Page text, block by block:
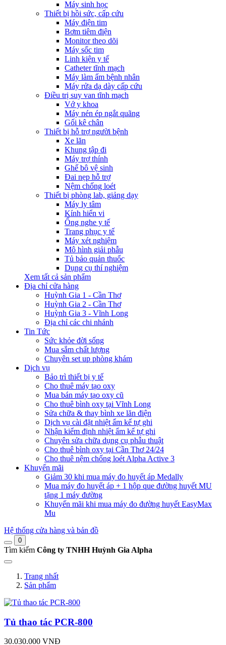
Máy sinh học
Thiết bị hồi sức, cấp cứu
Máy điện tim
Bơm tiêm điện
Monitor theo dõi
Máy sốc tim
Linh kiện y tế
Catheter tĩnh mạch
Máy làm ấm bệnh nhân
Máy rửa dạ dày cấp cứu
Điều trị suy van tĩnh mạch
Vớ y khoa
Máy nén ép ngắt quãng
Gối kê chân
Thiết bị hỗ trợ người bệnh
Xe lăn
Khung tập đi
Máy trợ thính
Ghế bô vệ sinh
Đai nẹp hỗ trợ
Nệm chống loét
Thiết bị phòng lab, giảng dạy
Máy ly tâm
Kính hiển vi
Ống nghe y tế
Trang phục y tế
Máy xét nghiệm
Mô hình giải phẫu
Tủ bảo quản thuốc
Dụng cụ thí nghiệm
Xem tất cả sản phẩm
Địa chỉ cửa hàng
Huỳnh Gia 1 - Cần Thơ
Huỳnh Gia 2 - Cần Thơ
Huỳnh Gia 3 - Vĩnh Long
Địa chỉ các chi nhánh
Tin Tức
Sức khỏe đời sống
Mua sắm chất lượng
Chuyên set up phòng khám
Dịch vụ
Bảo trì thiết bị y tế
Cho thuê máy tạo oxy
Mua bán máy tạo oxy cũ
Cho thuê bình oxy tại Vĩnh Long
Sửa chữa & thay bình xe lăn điện
Dịch vụ cài đặt nhiệt ẩm kế tự ghi
Nhận kiểm định nhiệt ẩm kế tự ghi
Chuyên sửa chữa dụng cụ phẫu thuật
Cho thuê bình oxy tại Cần Thơ 24/24
Cho thuê nệm chống loét Alpha Active 3
Khuyến mãi
Giảm 30 khi mua máy đo huyết áp Medally
Mua máy đo huyết áp + 1 hộp que đường huyết MU
tặng 1 máy đường
Khuyến mãi khi mua máy đo đường huyết EasyMax
Mu
Hệ thống cửa hàng và bản đồ
0
Tìm kiếm Công ty TNHH Huỳnh Gia Alpha
Trang nhất
Sản phẩm
Tủ thao tác PCR-800
30.030.000 VNĐ